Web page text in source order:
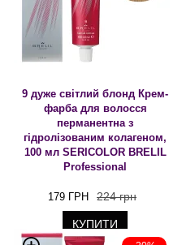
9 дуже світлий блонд Крем-
фарба для волосся
перманентна з
гідролізованим колагеном,
100 мл SERICOLOR BRELIL
Professional
179 ГРН 224 грн
КУПИТИ